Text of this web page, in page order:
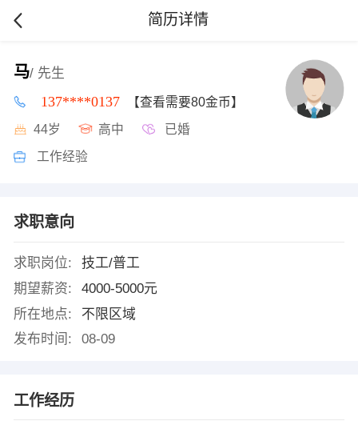
简历详情
马/ 先生
137****0137 【查看需要80金币】
44岁 高中 已婚
工作经验
求职意向
求职岗位:
技工/普工
期望薪资:
4000-5000元
所在地点:
不限区域
发布时间:
08-09
工作经历